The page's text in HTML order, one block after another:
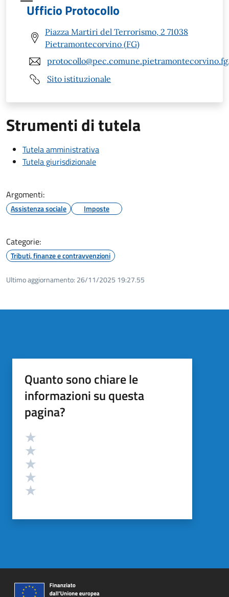
Ufficio Protocollo
Piazza Martiri del Terrorismo, 2 71038
Pietramontecorvino (FG)
Sito istituzionale
Strumenti di tutela
Tutela amministrativa
Tutela giurisdizionale
Argomenti:
Assistenza sociale Imposte
Categorie:
Tributi, finanze e contravvenzioni
Ultimo aggiornamento: 26/11/2025 19:27.55
Quanto sono chiare le
informazioni su questa
pagina?
Valutazione